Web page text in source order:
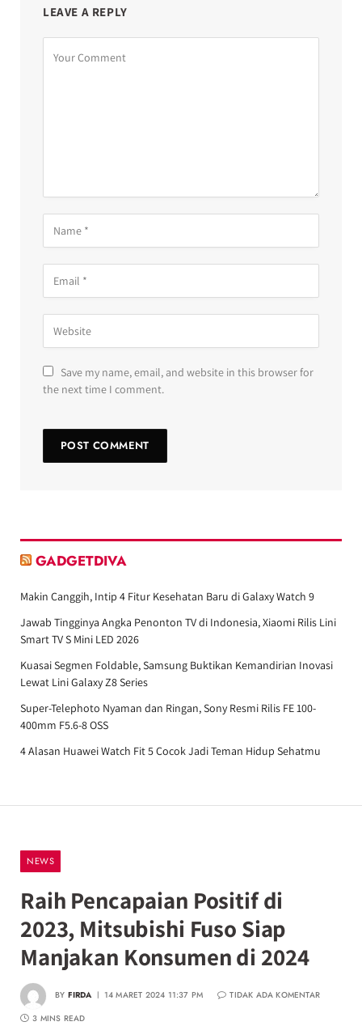
LEAVE A REPLY
Save my name, email, and website in this browser for
the next time I comment.
GADGETDIVA
Makin Canggih, Intip 4 Fitur Kesehatan Baru di Galaxy Watch 9
Jawab Tingginya Angka Penonton TV di Indonesia, Xiaomi Rilis Lini
Smart TV S Mini LED 2026
Kuasai Segmen Foldable, Samsung Buktikan Kemandirian Inovasi
Lewat Lini Galaxy Z8 Series
Super-Telephoto Nyaman dan Ringan, Sony Resmi Rilis FE 100-
400mm F5.6-8 OSS
4 Alasan Huawei Watch Fit 5 Cocok Jadi Teman Hidup Sehatmu
NEWS
Raih Pencapaian Positif di
2023, Mitsubishi Fuso Siap
Manjakan Konsumen di 2024
BY FIRDA 14 MARET 2024 11:37 PM
TIDAK ADA KOMENTAR
3 MINS READ